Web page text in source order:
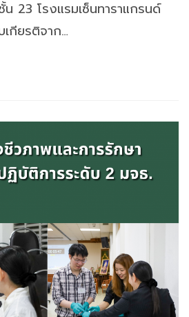
โรงแรมเซ็นทาราแกรนด์
เกียรติจาก…